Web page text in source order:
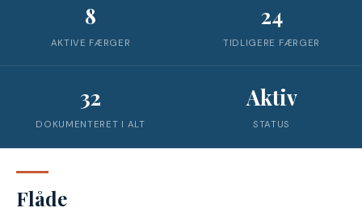
8
AKTIVE FÆRGER
24
TIDLIGERE FÆRGER
32
DOKUMENTERET I ALT
Aktiv
STATUS
Flåde